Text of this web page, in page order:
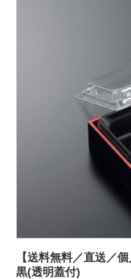
【送料無料／直送／
黒(透明蓋付)